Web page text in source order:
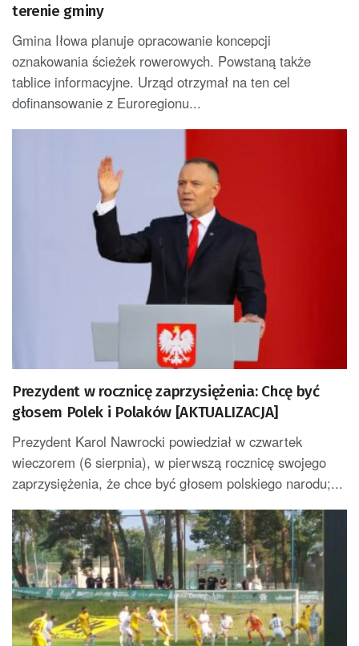
terenie gminy
Gmina Iłowa planuje opracowanie koncepcji
oznakowania ścieżek rowerowych. Powstaną także
tablice informacyjne. Urząd otrzymał na ten cel
dofinansowanie z Euroregionu...
Prezydent w rocznicę zaprzysiężenia: Chcę być
głosem Polek i Polaków [AKTUALIZACJA]
Prezydent Karol Nawrocki powiedział w czwartek
wieczorem (6 sierpnia), w pierwszą rocznicę swojego
zaprzysiężenia, że chce być głosem polskiego narodu;...